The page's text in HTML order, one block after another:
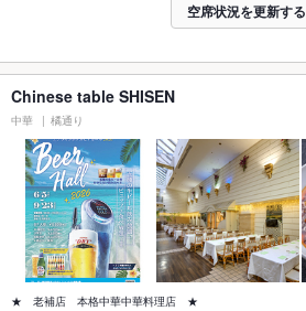
空席状況を更新する
Chinese table SHISEN
中華 橘通り
★ 老補店 本格中華中華料理店 ★